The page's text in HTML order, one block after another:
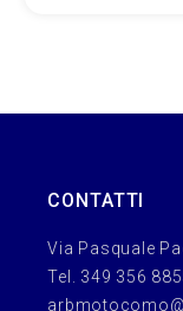
CONTATTI
Via Pasquale
Tel. 349 356